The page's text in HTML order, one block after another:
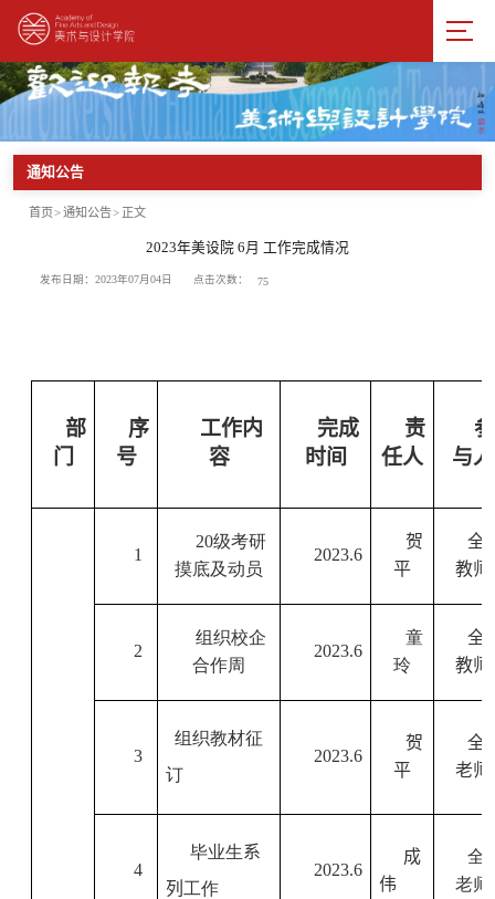
通知公告
首页>通知公告> 正文
2023年美设院 6月 工作完成情况
发布日期：2023年07月04日 点击次数： 75
部
门
序
号
工作内
容
完成
时间
责
任人
参
与人
1
20级考研
摸底及动员
2023.6
贺
平
全
教师
2
组织校企
合作周
2023.6
童
玲
全
教师
3
组织教材征
订
2023.6
贺
平
全
老师
4
毕业生系
列 工作
2023.6
成
伟
全
老师